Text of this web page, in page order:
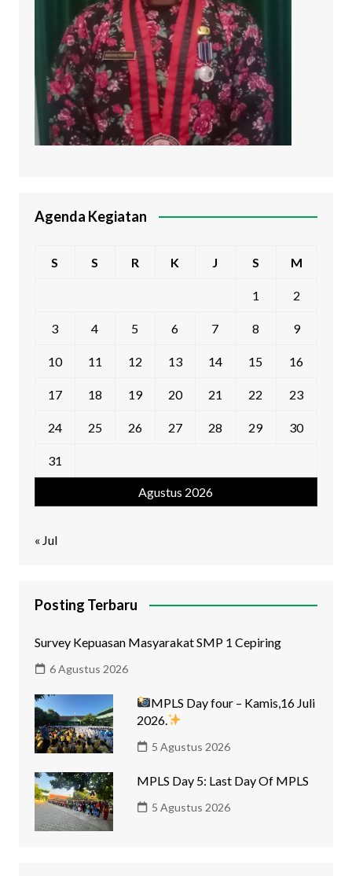
Agenda Kegiatan
Agustus 2026
S S R K J S M
1 2
3 4 5 6 7 8 9
10 11 12 13 14 15 16
17 18 19 20 21 22 23
24 25 26 27 28 29 30
31
« Jul
Posting Terbaru
Survey Kepuasan Masyarakat SMP 1 Cepiring
6 Agustus 2026
MPLS Day four – Kamis,16 Juli
2026.
5 Agustus 2026
MPLS Day 5: Last Day Of MPLS
5 Agustus 2026